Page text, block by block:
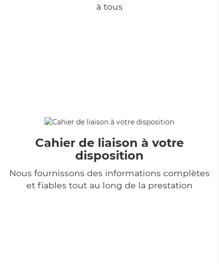
à tous
Cahier de liaison à votre
disposition
Nous fournissons des informations complètes
et fiables tout au long de la prestation